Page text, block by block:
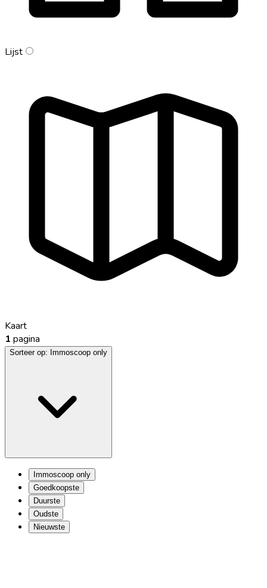
Lijst
Kaart
1 pagina
Sorteer op: Immoscoop only
Immoscoop only
Goedkoopste
Duurste
Oudste
Nieuwste